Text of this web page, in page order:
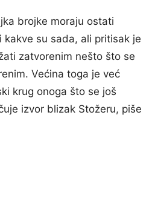
brojke moraju ostati
kakve su sada, ali pritisak je
zatvorenim nešto što se
Većina toga je već
krug onoga što se još
izvor blizak Stožeru, piše